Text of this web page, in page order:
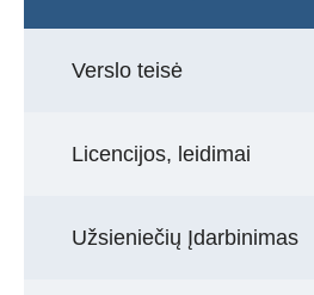
Verslo teisė
Licencijos, leidimai
Užsieniečių Įdarbinimas